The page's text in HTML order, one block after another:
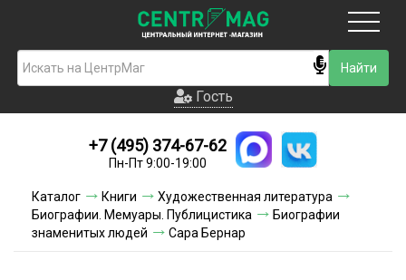
Гость
Новинки
Условия доставки
Условия оплаты
Гость
+7 (495) 374-67-62
Пн-Пт 9:00-19:00
Каталог Книги
Художественная литература
Биографии. Мемуары. Публицистика
Биографии
знаменитых людей
Сара Бернар